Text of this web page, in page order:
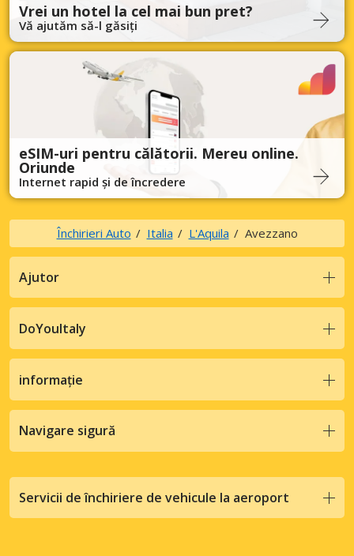
Vrei un hotel la cel mai bun pret?
Vă ajutăm să-l găsiți
eSIM-uri pentru călătorii. Mereu online.
Oriunde
Internet rapid și de încredere
Închirieri Auto Italia L'Aquila Avezzano
Ajutor
DoYouItaly
informație
Navigare sigură
Servicii de închiriere de vehicule la aeroport